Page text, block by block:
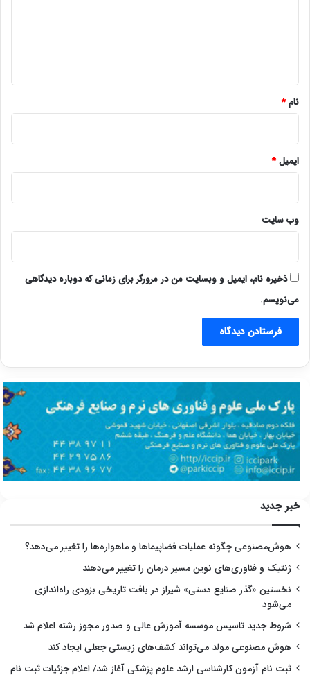
نام*
ایمیل*
وب‌ سایت
ذخیره نام، ایمیل و وبسایت من در مرورگر برای زمانی که دوباره دیدگاهی
می‌نویسم.
خبر جدید
هوش‌مصنوعی چگونه عملیات فضاپیماها و ماهواره‌ها را تغییر می‌دهد؟
ژنتیک و فناوری‌های نوین مسیر درمان را تغییر می‌دهند
نخستین «گذر صنایع دستی» شیراز در بافت تاریخی بزودی راه‌اندازی
می‌شود
شروط جدید تاسیس موسسه آموزش عالی و صدور مجوز رشته اعلام شد
هوش مصنوعی مولد می‌تواند کشف‌های زیستی جعلی ایجاد کند
ثبت نام آزمون کارشناسی ارشد علوم پزشکی آغاز شد/ اعلام جزئیات ثبت نام